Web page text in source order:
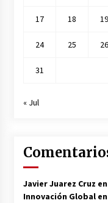
17 18 19
24 25 26
31
« Jul
Javier Juarez Cruz en
Innovación Global